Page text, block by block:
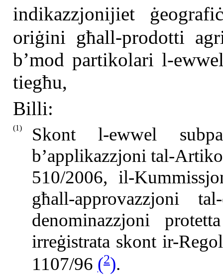
indikazzjonijiet
oriġini għall-prodotti
b’mod partikolari l-
tiegħu,
Billi:
(1)
Skont l-ewwel
b’applikazzjoni tal-
510/2006, il-
għall-approvazzjoni
denominazzjoni
irreġistrata skont ir-
1107/96 (2).